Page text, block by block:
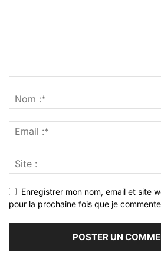
Enregistrer mon nom, email et site
pour la prochaine fois que je